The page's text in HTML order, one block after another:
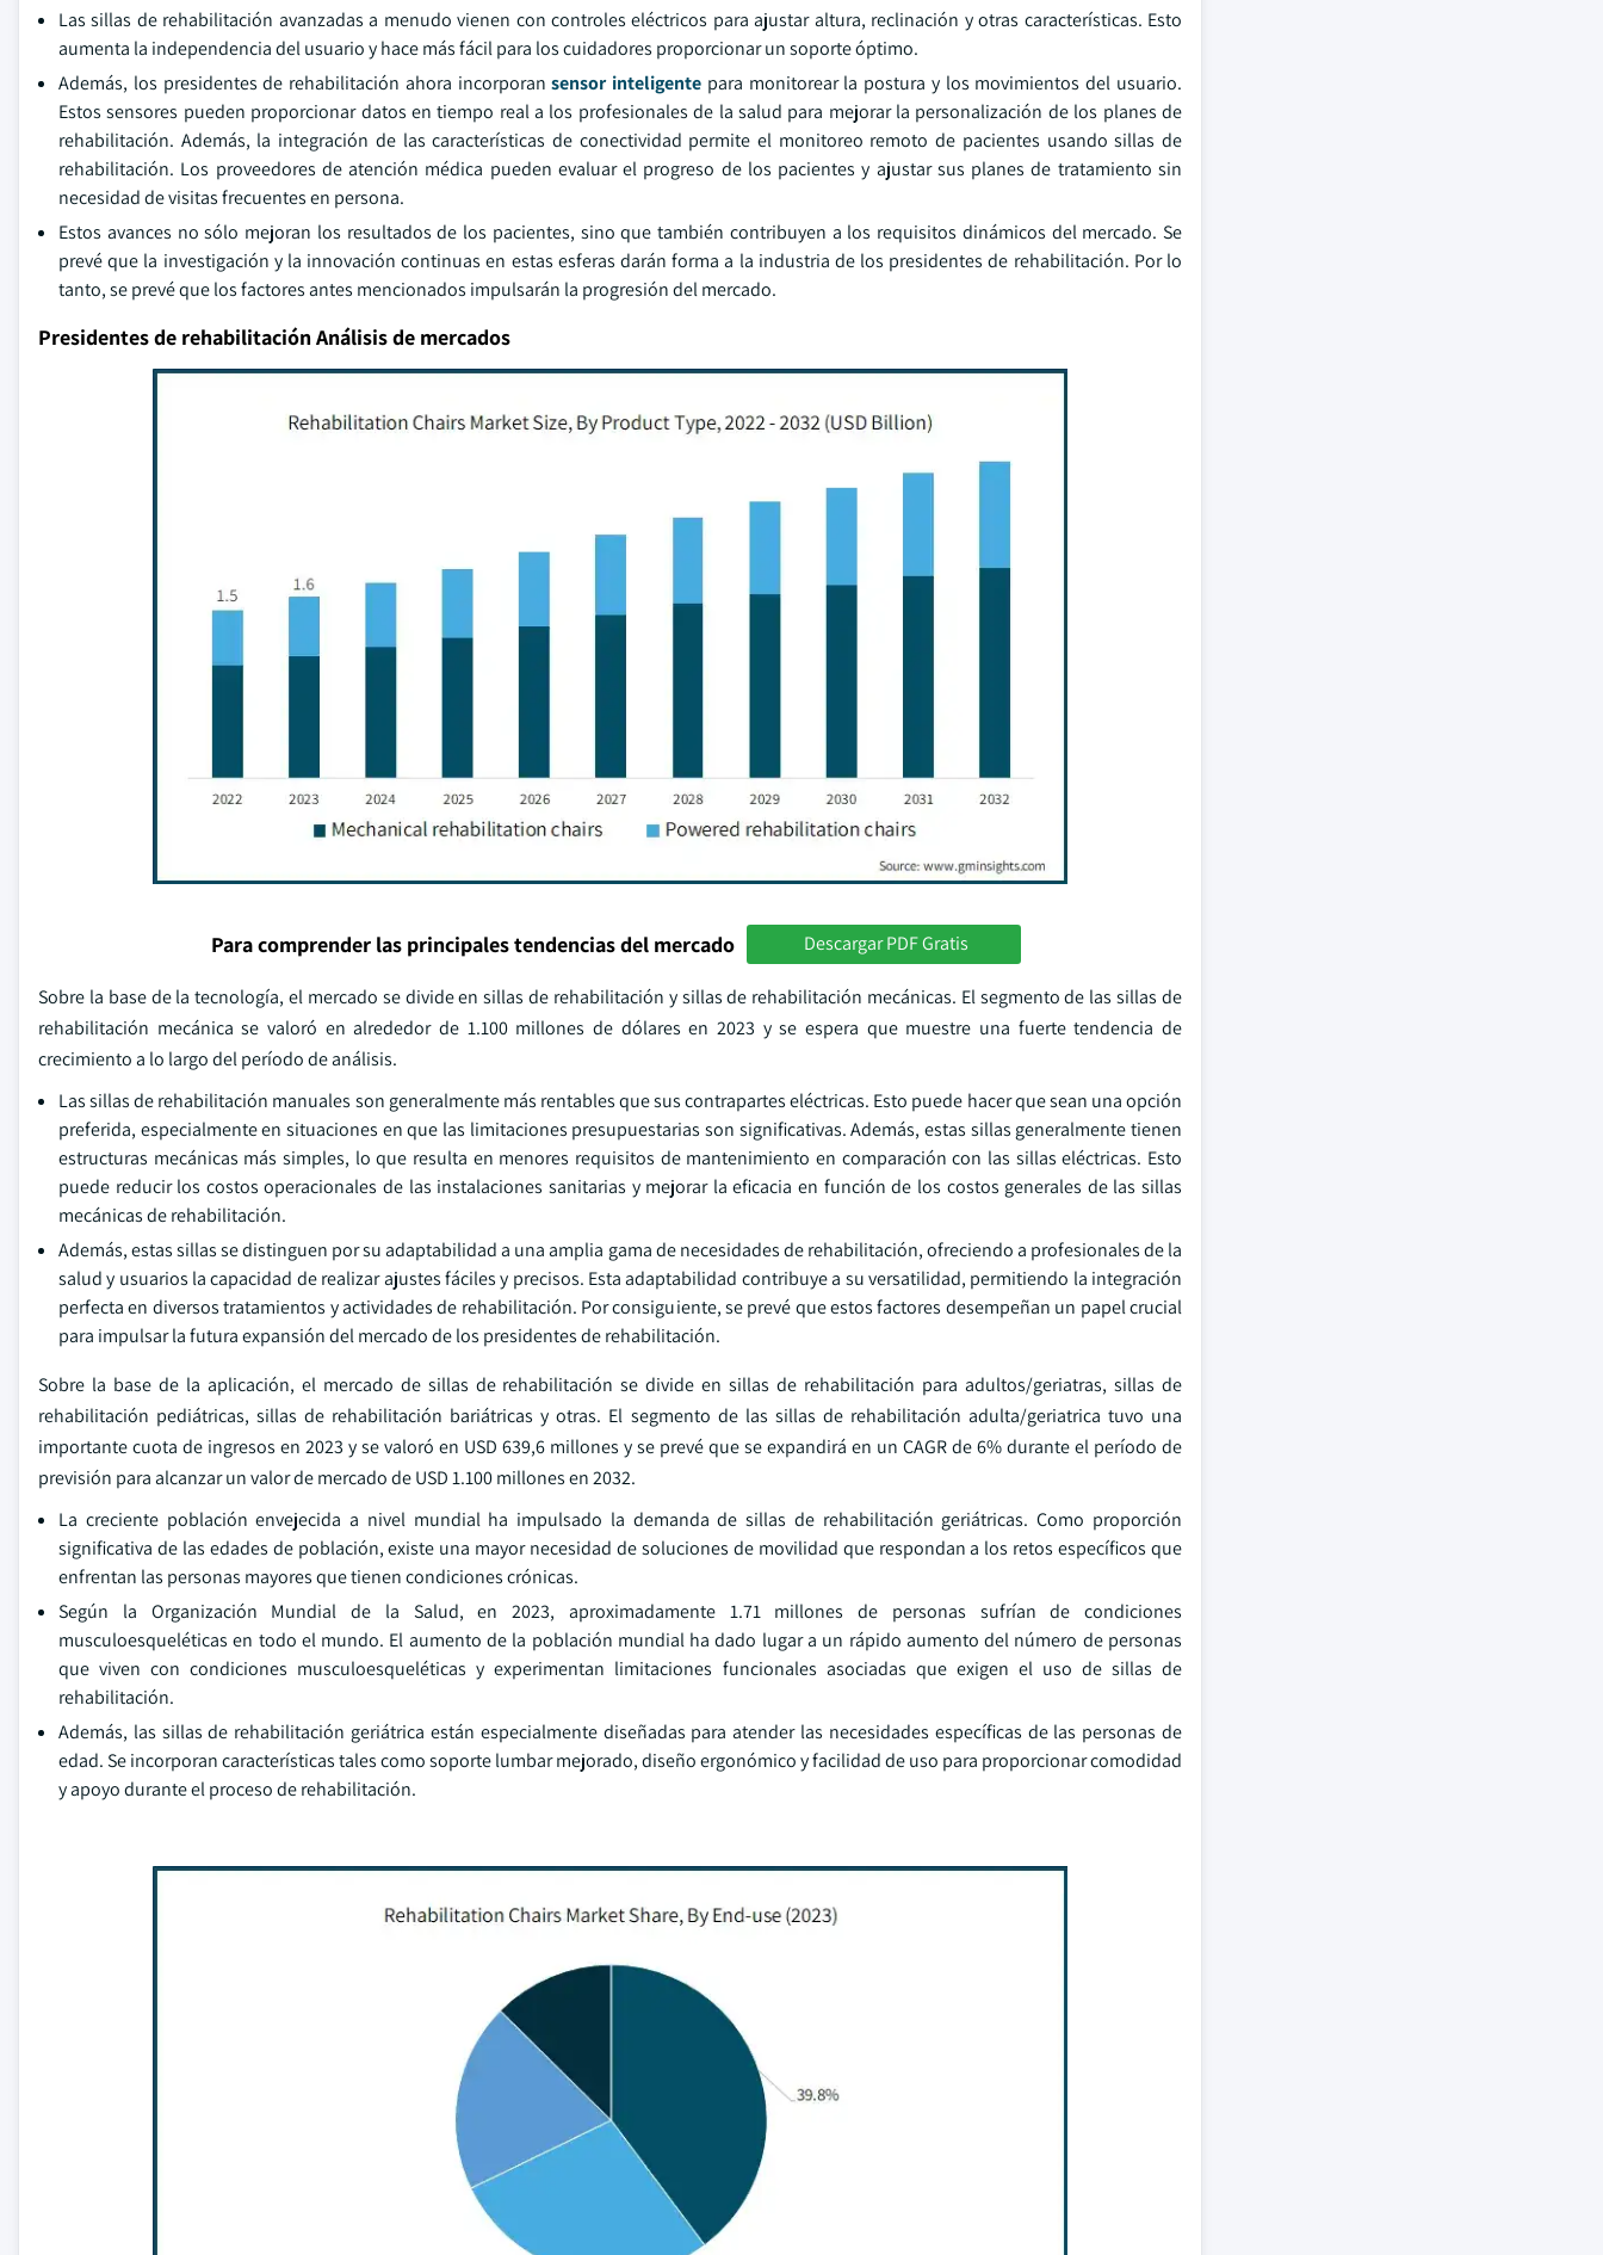
Las sillas de rehabilitación avanzadas a menudo vienen con controles eléctricos para ajustar altura, reclinación y otras características. Esto
aumenta la independencia del usuario y hace más fácil para los cuidadores proporcionar un soporte óptimo.
Además, los presidentes de rehabilitación ahora incorporansensor inteligente para monitorear la postura y los movimientos del usuario.
Estos sensores pueden proporcionar datos en tiempo real a los profesionales de la salud para mejorar la personalización de los planes de
rehabilitación. Además, la integración de las características de conectividad permite el monitoreo remoto de pacientes usando sillas de
rehabilitación. Los proveedores de atención médica pueden evaluar el progreso de los pacientes y ajustar sus planes de tratamiento sin
necesidad de visitas frecuentes en persona.
Estos avances no sólo mejoran los resultados de los pacientes, sino que también contribuyen a los requisitos dinámicos del mercado. Se
prevé que la investigación y la innovación continuas en estas esferas darán forma a la industria de los presidentes de rehabilitación. Por lo
tanto, se prevé que los factores antes mencionados impulsarán la progresión del mercado.
Presidentes de rehabilitación Análisis de mercados
Para comprender las principales tendencias del mercado Descargar PDF Gratis
Sobre la base de la tecnología, el mercado se divide en sillas de rehabilitación y sillas de rehabilitación mecánicas. El segmento de las sillas de
rehabilitación mecánica se valoró en alrededor de 1.100 millones de dólares en 2023 y se espera que muestre una fuerte tendencia de
crecimiento a lo largo del período de análisis.
Las sillas de rehabilitación manuales son generalmente más rentables que sus contrapartes eléctricas. Esto puede hacer que sean una opción
preferida, especialmente en situaciones en que las limitaciones presupuestarias son significativas. Además, estas sillas generalmente tienen
estructuras mecánicas más simples, lo que resulta en menores requisitos de mantenimiento en comparación con las sillas eléctricas. Esto
puede reducir los costos operacionales de las instalaciones sanitarias y mejorar la eficacia en función de los costos generales de las sillas
mecánicas de rehabilitación.
Además, estas sillas se distinguen por su adaptabilidad a una amplia gama de necesidades de rehabilitación, ofreciendo a profesionales de la
salud y usuarios la capacidad de realizar ajustes fáciles y precisos. Esta adaptabilidad contribuye a su versatilidad, permitiendo la integración
perfecta en diversos tratamientos y actividades de rehabilitación. Por consiguiente, se prevé que estos factores desempeñan un papel crucial
para impulsar la futura expansión del mercado de los presidentes de rehabilitación.
Sobre la base de la aplicación, el mercado de sillas de rehabilitación se divide en sillas de rehabilitación para adultos/geriatras, sillas de
rehabilitación pediátricas, sillas de rehabilitación bariátricas y otras. El segmento de las sillas de rehabilitación adulta/geriatrica tuvo una
importante cuota de ingresos en 2023 y se valoró en USD 639,6 millones y se prevé que se expandirá en un CAGR de 6% durante el período de
previsión para alcanzar un valor de mercado de USD 1.100 millones en 2032.
La creciente población envejecida a nivel mundial ha impulsado la demanda de sillas de rehabilitación geriátricas. Como proporción
significativa de las edades de población, existe una mayor necesidad de soluciones de movilidad que respondan a los retos específicos que
enfrentan las personas mayores que tienen condiciones crónicas.
Según la Organización Mundial de la Salud, en 2023, aproximadamente 1.71 millones de personas sufrían de condiciones
musculoesqueléticas en todo el mundo. El aumento de la población mundial ha dado lugar a un rápido aumento del número de personas
que viven con condiciones musculoesqueléticas y experimentan limitaciones funcionales asociadas que exigen el uso de sillas de
rehabilitación.
Además, las sillas de rehabilitación geriátrica están especialmente diseñadas para atender las necesidades específicas de las personas de
edad. Se incorporan características tales como soporte lumbar mejorado, diseño ergonómico y facilidad de uso para proporcionar comodidad
y apoyo durante el proceso de rehabilitación.